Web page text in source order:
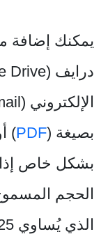
يمكنك
بصيغة (PDF
)
بشكل خاص